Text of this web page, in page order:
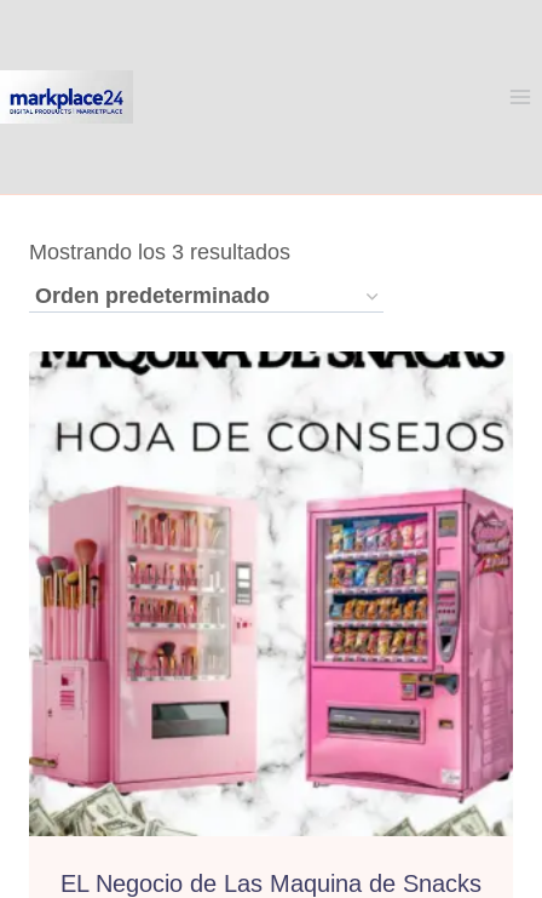
contenido
Mostrando los 3 resultados
EL Negocio de Las Maquina de Snacks